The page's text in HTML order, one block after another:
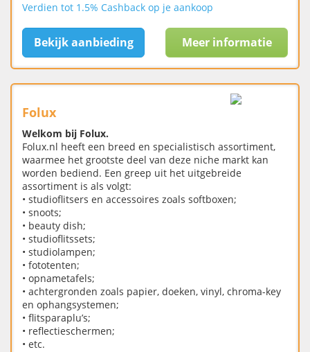
Verdien tot 1.5% Cashback op je aankoop
Bekijk aanbieding Meer informatie
Folux
Welkom bij Folux.
Folux.nl heeft een breed en specialistisch assortiment,
waarmee het grootste deel van deze niche markt kan
worden bediend. Een greep uit het uitgebreide
assortiment is als volgt:
• studioflitsers en accessoires zoals softboxen;
• snoots;
• beauty dish;
• studioflitssets;
• studiolampen;
• fototenten;
• opnametafels;
• achtergronden zoals papier, doeken, vinyl, chroma-key
en ophangsystemen;
• flitsparaplu’s;
• reflectieschermen;
• etc.